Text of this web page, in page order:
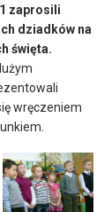
zaprosili
dziadków na
święta.
wręczeniem